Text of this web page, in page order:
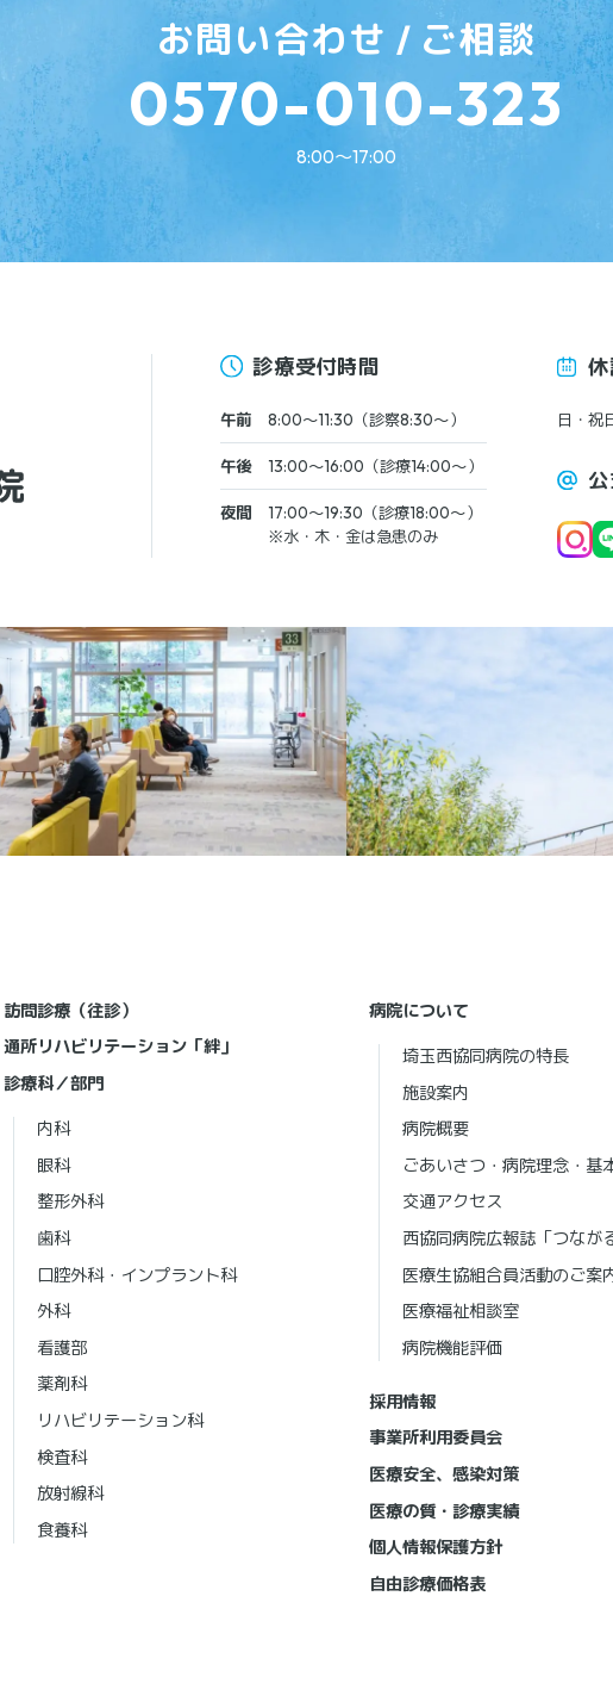
お問い合わせ / ご相談
0570-010-323
8:00〜17:00
診療受付時間
午前 8:00〜11:30（診察8:30〜）
午後 13:00〜16:00（診療14:00〜）
夜間
17:00〜19:30（診療18:00〜）
※水・木・金は急患のみ
日・祝
訪問診療（往診）
通所リハビリテーション「絆」
診療科／部門
内科
眼科
整形外科
歯科
口腔外科・インプラント科
外科
看護部
薬剤科
リハビリテーション科
検査科
放射線科
食養科
病院について
埼玉西協同病院の特長
施設案内
病院概要
ごあいさつ・病院理念・基
交通アクセス
西協同病院広報誌「つなが
医療生協組合員活動のご案
医療福祉相談室
病院機能評価
採用情報
事業所利用委員会
医療安全、感染対策
医療の質・診療実績
個人情報保護方針
自由診療価格表